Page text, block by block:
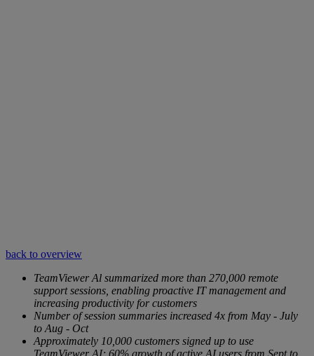
back to overview
TeamViewer Al summarized more than 270,000 remote
support sessions, enabling proactive IT management and
increasing productivity for customers
Number of session summaries increased 4x from May - July
to Aug - Oct
Approximately 10,000 customers signed up to use
TeamViewer AI; 60% growth of active AI users from Sept to